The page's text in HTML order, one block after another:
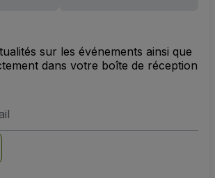
sur les événements ainsi que
dans votre boîte de réception